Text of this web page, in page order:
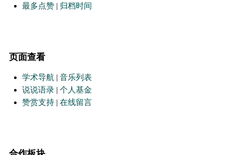
最多点赞| 归档时间
页面查看
学术导航 | 音乐列表
说说语录| 个人基金
赞赏支持| 在线留言